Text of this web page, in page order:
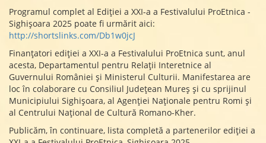
Programul complet al Ediției a XXI-a a Festivalului ProEtnica -
Sighișoara 2025 poate fi urmărit aici:
http://shortslinks.com/Db1w0jcJ
Finanțatori ediției a XXI-a a Festivalului ProEtnica sunt, anul
acesta, Departamentul pentru Relații Interetnice al
Guvernului României și Ministerul Culturii. Manifestarea are
loc în colaborare cu Consiliul Județean Mureș și cu sprijinul
Municipiului Sighișoara, al Agenției Naționale pentru Romi și
al Centrului Național de Cultură Romano-Kher.
Publicăm, în continuare, lista completă a partenerilor ediției a